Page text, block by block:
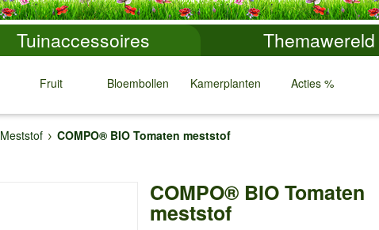
Tuinaccessoires Themawereld
Fruit
↓
Bloembollen
↓
Kamerplanten
↓
Acties %
↓ ↓
Meststof COMPO® BIO Tomaten meststof
COMPO® BIO Tomaten
meststof